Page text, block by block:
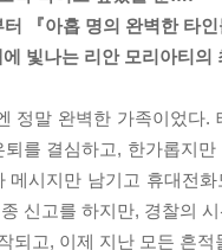
터 『아홉 명의 완벽한 타
빛나는 리안 모리아티의
정말 완벽한 가족이었다
를 결심하고, 한가롭지
메시지만 남기고 휴대전
신고를 하지만, 경찰의
되고, 이제 지난 모든 흔